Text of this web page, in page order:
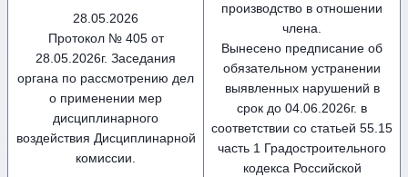
28.05.2026
Протокол № 405 от
28.05.2026г. Заседания
органа по рассмотрению дел
о применении мер
дисциплинарного
воздействия Дисциплинарной
комиссии.
производство в отношении
члена.
Вынесено предписание об
обязательном устранении
выявленных нарушений в
срок до 04.06.2026г. в
соответствии со статьей 55.15
часть 1 Градостроительного
кодекса Российской